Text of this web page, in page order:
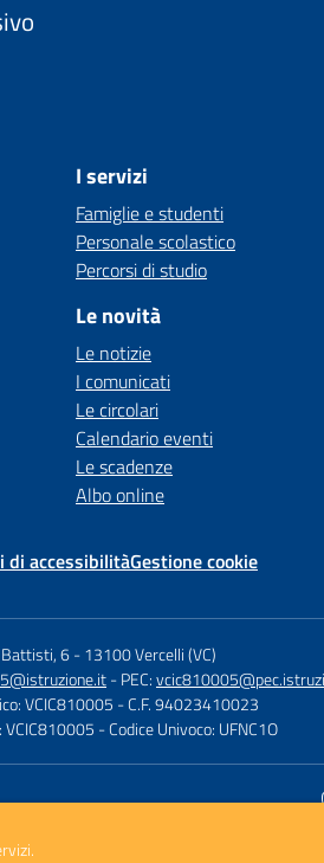
I servizi
Famiglie e studenti
Personale scolastico
Percorsi di studio
Le novità
Le notizie
I comunicati
Le circolari
Calendario eventi
Le scadenze
Albo online
di accessibilitàGestione cookie
Battisti, 6-13100 Vercelli (VC)
- PEC:
VCIC810005 - C.F. 94023410023
VCIC810005 - Codice Univoco: UFNC1O